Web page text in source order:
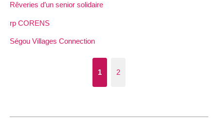
Rêveries d’un senior solidaire
rp CORENS
Ségou Villages Connection
1 2